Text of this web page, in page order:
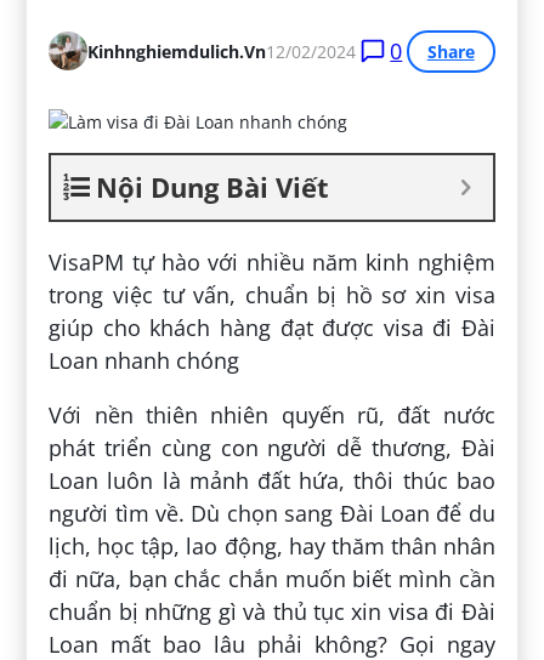
Kinhnghiemdulich.vn12/02/2024 0 Share
Nội Dung Bài Viết
VisaPM tự hào với nhiều năm kinh nghiệm
trong việc tư vấn, chuẩn bị hồ sơ xin visa
giúp cho khách hàng đạt được visa đi Đài
Loan nhanh chóng
Với nền thiên nhiên quyến rũ, đất nước
phát triển cùng con người dễ thương, Đài
Loan luôn là mảnh đất hứa, thôi thúc bao
người tìm về. Dù chọn sang Đài Loan để du
lịch, học tập, lao động, hay thăm thân nhân
đi nữa, bạn chắc chắn muốn biết mình cần
chuẩn bị những gì và thủ tục xin visa đi Đài
Loan mất bao lâu phải không? Gọi ngay